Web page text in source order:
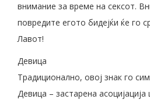
внимание за време на сексот.
повредите егото бидејќи ќе го
Лавот!
Девица
Традиционално, овој знак го
Девица – застарена